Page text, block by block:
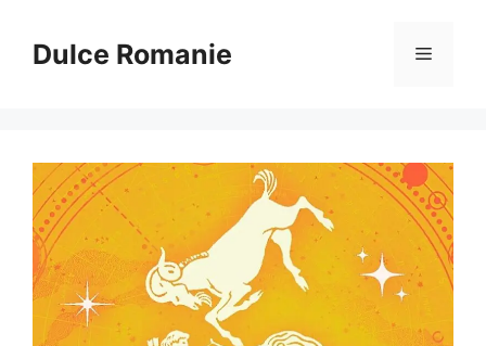
conținutDulce Romanie Meniu